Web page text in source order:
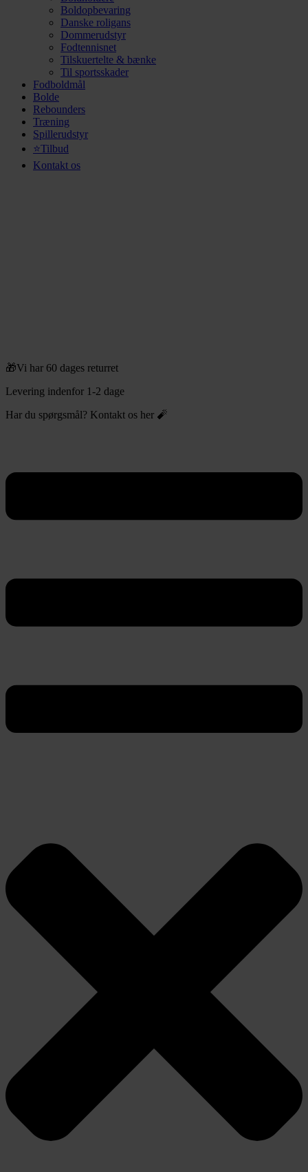
Boldopbevaring
Danske roligans
Dommerudstyr
Fodtennisnet
Tilskuertelte & bænke
Til sportsskader
Fodboldmål
Bolde
Rebounders
Træning
Spillerudstyr
⭐Tilbud
Kontakt os
🎁Vi har 60 dages returret
Levering indenfor 1-2 dage
Har du spørgsmål? Kontakt os her 🧨